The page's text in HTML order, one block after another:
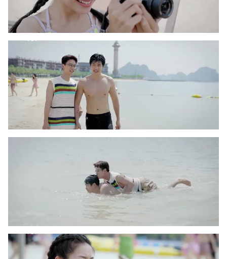
Liên hệ tòa soạn English
THỜI BÁO VTV
Theo dõi báo trên
Cơ quan chủ quản:Đài Truyền hình Việt Nam
Giấy phép hoạt động báo in và báo điện tử số 483/GP-BTTTT
Vũ Thanh Thủy
Phó Tổng Biên tập:
Nguyễn Thị Mỹ Hạnh, Phạm Quốc Thắng,
024.38 355 931 - 024.38 355 932
Ðiện thoại Thời báo VTV:024.66 897 897
Email:
toasoan@vtv.vn